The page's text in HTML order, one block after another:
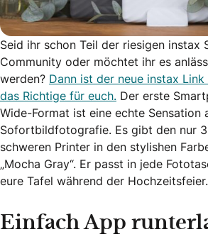
Seid ihr schon Teil der riesigen instax
Community oder möchtet ihr es
werden? Dann ist der neue instax
das Richtige für euch. Der erste
Wide-Format ist eine echte Sensation
Sofortbildfotografie. Es gibt den nur
schweren Printer in den stylishen
„Mocha Gray“. Er passt in jede
eure Tafel während der Hochzeitsfeier.
Einfach App